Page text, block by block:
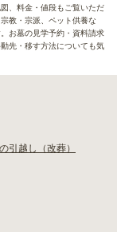
、料金・値段もご覧いただ
教・宗派、ペット供養な
お墓の見学予約・資料請求
先・移す方法についても気
引越し（改葬）